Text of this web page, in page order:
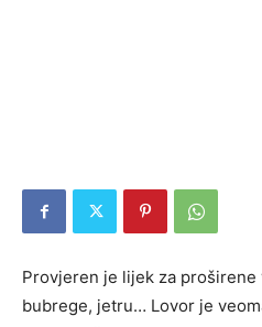
Provjeren je lijek za
bubrege, jetru… Lovor je